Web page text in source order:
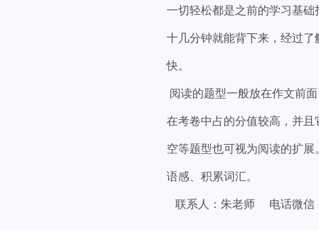
一切轻松都是之前的学习基
十几分钟就能背下来，经过
快。
阅读的题型一般放在作文前
在考卷中占的分值较高，并
空等题型也可视为阅读的扩
语感、积累词汇。
联系人：朱老师 电话微信